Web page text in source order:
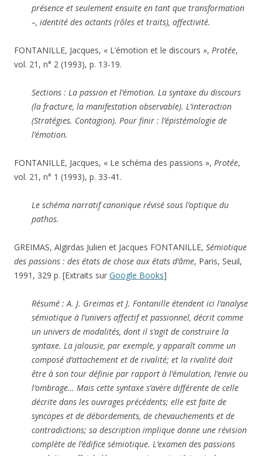
présence et seulement ensuite en tant que transformation
–, identité des actants (rôles et traits), affectivité.
FONTANILLE, Jacques, « L’émotion et le discours », Protée,
vol. 21, n° 2 (1993), p. 13-19.
Sections : La passion et l’émotion. La syntaxe du discours
(la fracture, la manifestation observable). L’interaction
(Stratégies. Contagion). Pour finir : l’épistémologie de
l’émotion.
FONTANILLE, Jacques, « Le schéma des passions », Protée,
vol. 21, n° 1 (1993), p. 33-41.
Le schéma narratif canonique révisé sous l’optique du
pathos.
GREIMAS, Algirdas Julien et Jacques FONTANILLE, Sémiotique
des passions : des états de chose aux états d’âme, Paris, Seuil,
1991, 329 p. [Extraits sur Google Books]
Résumé : A. J. Greimas et J. Fontanille étendent ici l’analyse
sémiotique à l’univers affectif et passionnel, décrit comme
un univers de modalités, dont il s’agit de construire la
syntaxe. La jalousie, par exemple, y apparaît comme un
composé d’attachement et de rivalité; et la rivalité doit
être à son tour définie par rapport à l’émulation, l’envie ou
l’ombrage… Mais cette syntaxe s’avère différente de celle
décrite dans les ouvrages précédents; elle est faite de
syncopes et de débordements, de chevauchements et de
contradictions; sa description implique donne une révision
complète de l’édifice sémiotique. L’examen des passions